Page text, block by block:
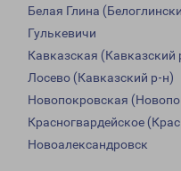
Белая Глина
Гулькевичи
Кавказская (Кавказский
Лосево (Кавказский р-н)
Новопокровская
Красногвардейское
Новоалександровск